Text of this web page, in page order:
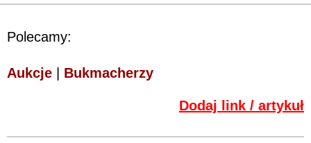
Polecamy:
Aukcje Bukmacherzy
Dodaj link / artykuł